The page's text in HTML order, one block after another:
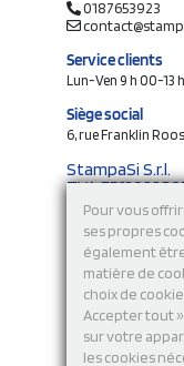
Pour vous
ses propres
également
matière de
choix de
Accepter tout
sur votre
les cookies
0187653923
Service clients
Lun-Ven 9 h 00-13
Siège social
6, rue Franklin
StampaSi S.r.l.
TVA
N° Rea MI-
Capital social €
Découvrez